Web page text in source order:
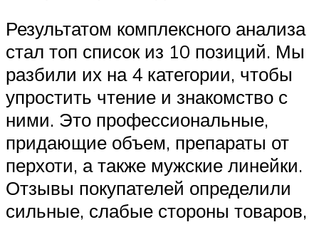
Результатом комплексного анализа
стал топ список из 10 позиций. Мы
разбили их на 4 категории, чтобы
упростить чтение и знакомство с
ними. Это профессиональные,
придающие объем, препараты от
перхоти, а также мужские линейки.
Отзывы покупателей определили
сильные, слабые стороны товаров,